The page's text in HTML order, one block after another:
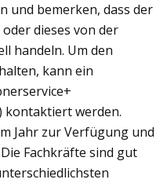
und bemerken, dass der
dieses von der
handeln. Um den
kann ein
kontaktiert werden.
Jahr zur Verfügung und
Fachkräfte sind gut